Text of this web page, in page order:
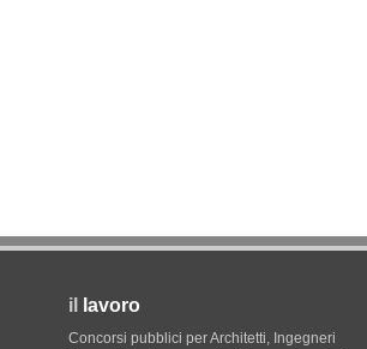
il lavoro
Concorsi pubblici per Architetti, Ingegneri